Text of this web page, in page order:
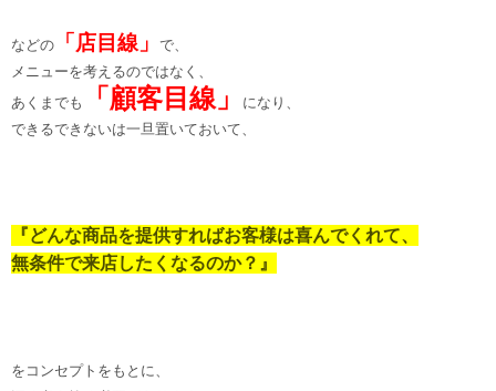
などの 「店目線」
で、
メニューを考えるのではなく、
あくまでも
「顧客目線」
になり、
できるできないは一旦置いておいて、
『どんな商品を提供すればお客様は喜んでくれて、
無条件で来店したくなるのか？』
をコンセプトをもとに、